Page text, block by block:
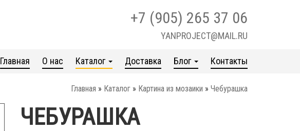
+7 (905) 265 37 06
YANPROJECT@MAIL.RU
Главная О нас Каталог Доставка Блог Контакты
Главная » Каталог » Картина из мозаики » Чебурашка
ЧЕБУРАШКА